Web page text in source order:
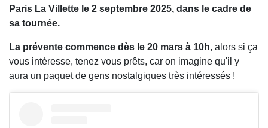
Paris La Villette le 2 septembre 2025, dans le cadre de
sa tournée.
La prévente commence dès le 20 mars à 10h, alors si ça
vous intéresse, tenez vous prêts, car on imagine qu'il y
aura un paquet de gens nostalgiques très intéressés !